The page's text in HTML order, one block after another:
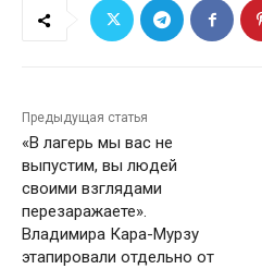
Предыдущая статья
«В лагерь мы вас не
выпустим, вы людей
своими взглядами
перезаражаете».
Владимира Кара-Мурзу
этапировали отдельно от